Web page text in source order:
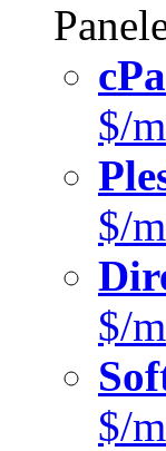
$/
$/
$/
$/